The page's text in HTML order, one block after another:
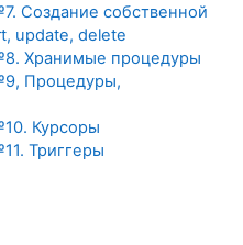
Создание собственной
update, delete
Хранимые процедуры
Процедуры,
Курсоры
Триггеры